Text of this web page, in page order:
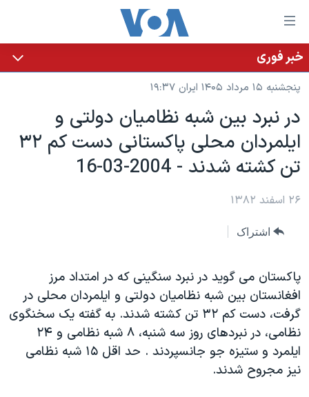
لینکهای
قابل
دسترسی
جهش
محتوای
اصلی
جهش
به
صفحه
جهش
جستجو
خانه
نسخه سبک وب‌سایت
موضوع ها
ایران
آمریکا
جهان
ویژه برنامه‌ها
ویدیوها
فرهنگ و زندگی
حقوق شهروندی
اقتصادی
برنامه های تلویزیونی
جدول برنامه ها
صفحه‌های ویژه
۲۵۰سالگی آمریکا
بایگانی برنامه‌های تلویزیونی
انتخابات ریاست جمهوری آمریکا ۲۰۲۴
حمله جمهوری اسلامی به اسرائیل
فرکانس‌های صدای آمریکا
یادگیری زبان انگلیسی
دنبال کنید
خبر فوری
پنجشنبه ۱۵ مرداد ۱۴۰۵ ایران ۱۹:۳۷
در نبرد بين شبه نظاميان دولتی و
ايلمردان محلی پاکستانی دست کم ۳۲
تن کشته شدند - 2004-03-16
۲۶ اسفند ۱۳۸۲
اشتراک
پاکستان می گويد در نبرد سنگينی که در امتداد مرز
افغانستان بين شبه نظاميان دولتی و ايلمردان محلی در
گرفت، دست کم ۳۲ تن کشته شدند. به گفته يک سخنگوی
نظامی، در نبردهای روز سه شنبه، ۸ شبه نظامی و ۲۴
ايلمرد و ستيزه جو جانسپردند . حد اقل ۱۵ شبه نظامی
نيز مجروح شدند.